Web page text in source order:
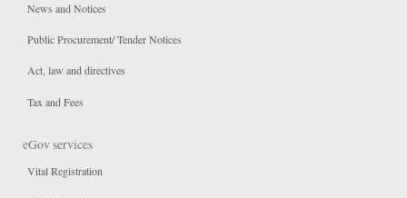
News and Notices
Public Procurement/ Tender Notices
Act, law and directives
Tax and Fees
eGov services
Vital Registration